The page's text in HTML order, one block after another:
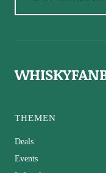
THEMEN
Deals
Events